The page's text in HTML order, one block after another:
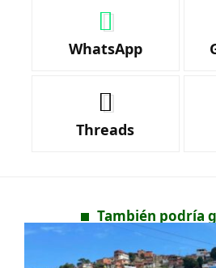
WhatsApp
Threads
También podría